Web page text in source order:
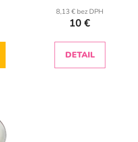
8,13 € bez DPH
10 €
DETAIL